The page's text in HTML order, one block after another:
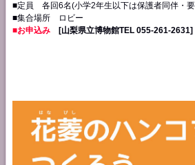
■定員 各回6名(小学2年生以下は保護者同伴・
■集合場所 ロビー
■お申込み
[山梨県立博物館TEL 055‐261‐2631]